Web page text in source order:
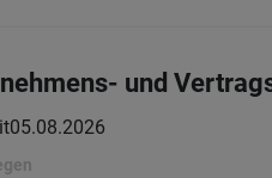
und
05.08.2026